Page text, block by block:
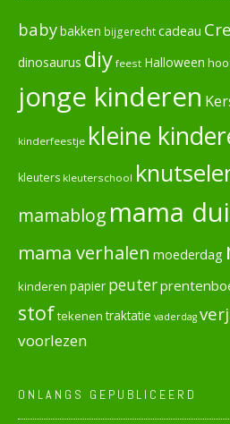
babybakken bijgerechtcadeau
dinosaurus diy feest Halloween
jonge kinderen
kinderfeestje kleine
kleuters kleuterschool
mamablog mama
mama verhalen moederdag
kinderen papier peuter
stoftekenen traktatie vaderdag
voorlezen
ONLANGS GEPUBLICEERD